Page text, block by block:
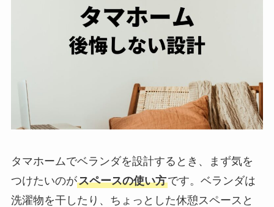
タマホームでベランダを設計するとき、まず気を
つけたいのがスペースの使い方です。ベランダは
洗濯物を干したり、ちょっとした休憩スペースと